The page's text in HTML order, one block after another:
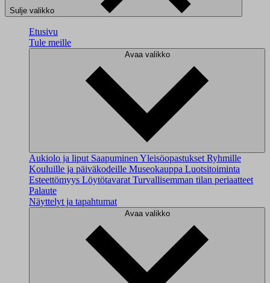
Sulje valikko
Etusivu
Tule meille
Avaa valikko
Aukiolo ja liput Saapuminen Yleisöopastukset Ryhmille
Kouluille ja päiväkodeille Museokauppa Luotsitoiminta
Esteettömyys Löytötavarat Turvallisemman tilan periaatteet
Palaute
Näyttelyt ja tapahtumat
Avaa valikko